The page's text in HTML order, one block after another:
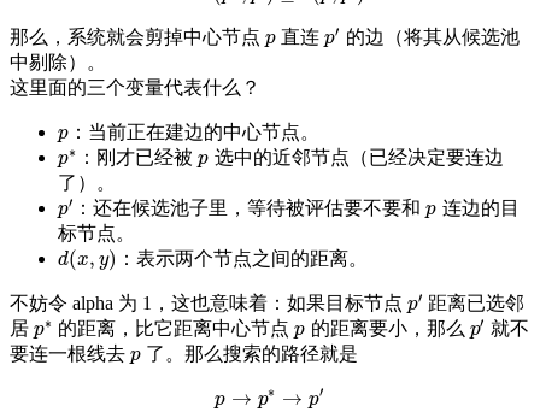
那么，系统就会剪掉中心节点 p
p 直连p′
p′ 的边（将其从候选池
中剔除）。
这里面的三个变量代表什么？
p
p ：当前正在建边的中心节点。
p∗
p∗ ：刚才已经被p
p 选中的近邻节点（已经决定要连边
了）。
p′
p′ ：还在候选池子里，等待被评估要不要和p
p 连边的目
标节点。
d(x, y)
d(x,y ) ：表示两个节点之间的距离。
不妨令 alpha 为 1，这也意味着：如果目标节点 p′
p′ 距离已选邻
居 p∗
p∗ 的距离，比它距离中心节点p
p 的距离要小，那么 p′
p′ 就不
要连一根线去 p
p 了。那么搜索的路径就是
p → p∗ → p′
p→ p∗ →p′